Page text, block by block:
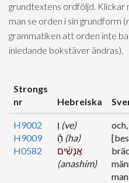
grundtextens ordföljd. Klickar
man se orden i sin grundform
grammatiken att orden inte
inledande bokstäver ändras).
Strongs
nr
Hebreiska
H9002
H9009
H0582
(ve)
(ha)
אֲנָשִׁ֜ים
(anashim)